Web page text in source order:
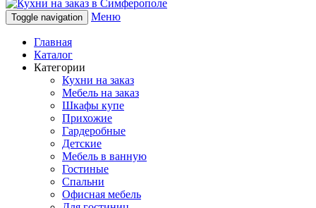
Toggle navigation Меню
Главная
Каталог
Категории
Кухни на заказ
Мебель на заказ
Шкафы купе
Прихожие
Гардеробные
Детские
Мебель в ванную
Гостиные
Спальни
Офисная мебель